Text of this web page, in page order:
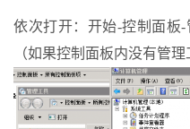
依次打开：开始-控制面板
（如果控制面板内没有管